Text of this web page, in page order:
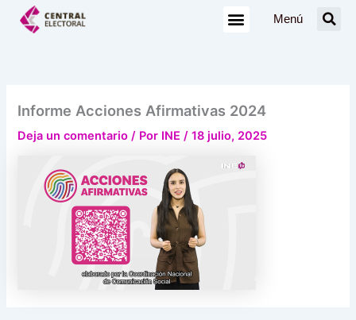
Menú
Informe Acciones Afirmativas 2024
Deja un comentario / Por INE/18 julio, 2025